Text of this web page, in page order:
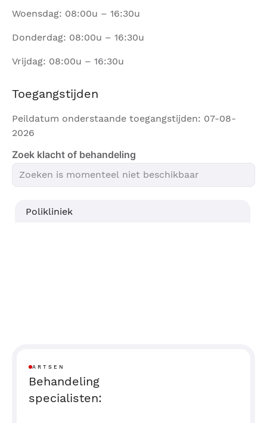
Woensdag: 08:00u – 16:30u
Donderdag: 08:00u – 16:30u
Vrijdag: 08:00u – 16:30u
Toegangstijden
Peildatum onderstaande toegangstijden: 07-08-
2026
Zoek klacht of behandeling
Polikliniek
ARTSEN
Behandeling
specialisten: